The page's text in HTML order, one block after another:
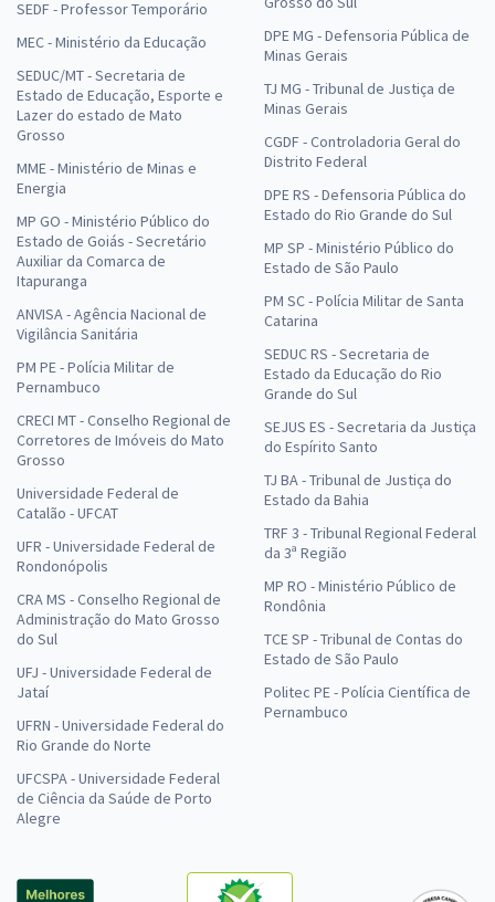
SEDF - Professor Temporário
MEC - Ministério da Educação
SEDUC/MT - Secretaria de
Estado de Educação, Esporte e
Lazer do estado de Mato
Grosso
MME - Ministério de Minas e
Energia
MP GO - Ministério Público do
Estado de Goiás - Secretário
Auxiliar da Comarca de
Itapuranga
ANVISA - Agência Nacional de
Vigilância Sanitária
PM PE - Polícia Militar de
Pernambuco
CRECI MT - Conselho Regional de
Corretores de Imóveis do Mato
Grosso
Universidade Federal de
Catalão - UFCAT
UFR - Universidade Federal de
Rondonópolis
CRA MS - Conselho Regional de
Administração do Mato Grosso
do Sul
UFJ - Universidade Federal de
Jataí
UFRN - Universidade Federal do
Rio Grande do Norte
UFCSPA - Universidade Federal
de Ciência da Saúde de Porto
Alegre
DPE MG - Defensoria Pública de
Minas Gerais
TJ MG - Tribunal de Justiça de
Minas Gerais
CGDF - Controladoria Geral do
Distrito Federal
DPE RS - Defensoria Pública do
Estado do Rio Grande do Sul
MP SP - Ministério Público do
Estado de São Paulo
PM SC - Polícia Militar de Santa
Catarina
SEDUC RS - Secretaria de
Estado da Educação do Rio
Grande do Sul
SEJUS ES - Secretaria da Justiça
do Espírito Santo
TJ BA - Tribunal de Justiça do
Estado da Bahia
TRF 3 - Tribunal Regional Federal
da 3ª Região
MP RO - Ministério Público de
Rondônia
TCE SP - Tribunal de Contas do
Estado de São Paulo
Politec PE - Polícia Científica de
Pernambuco